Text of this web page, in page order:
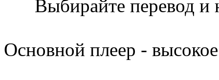
Выбирайте перевод и
Основной плеер - высокое